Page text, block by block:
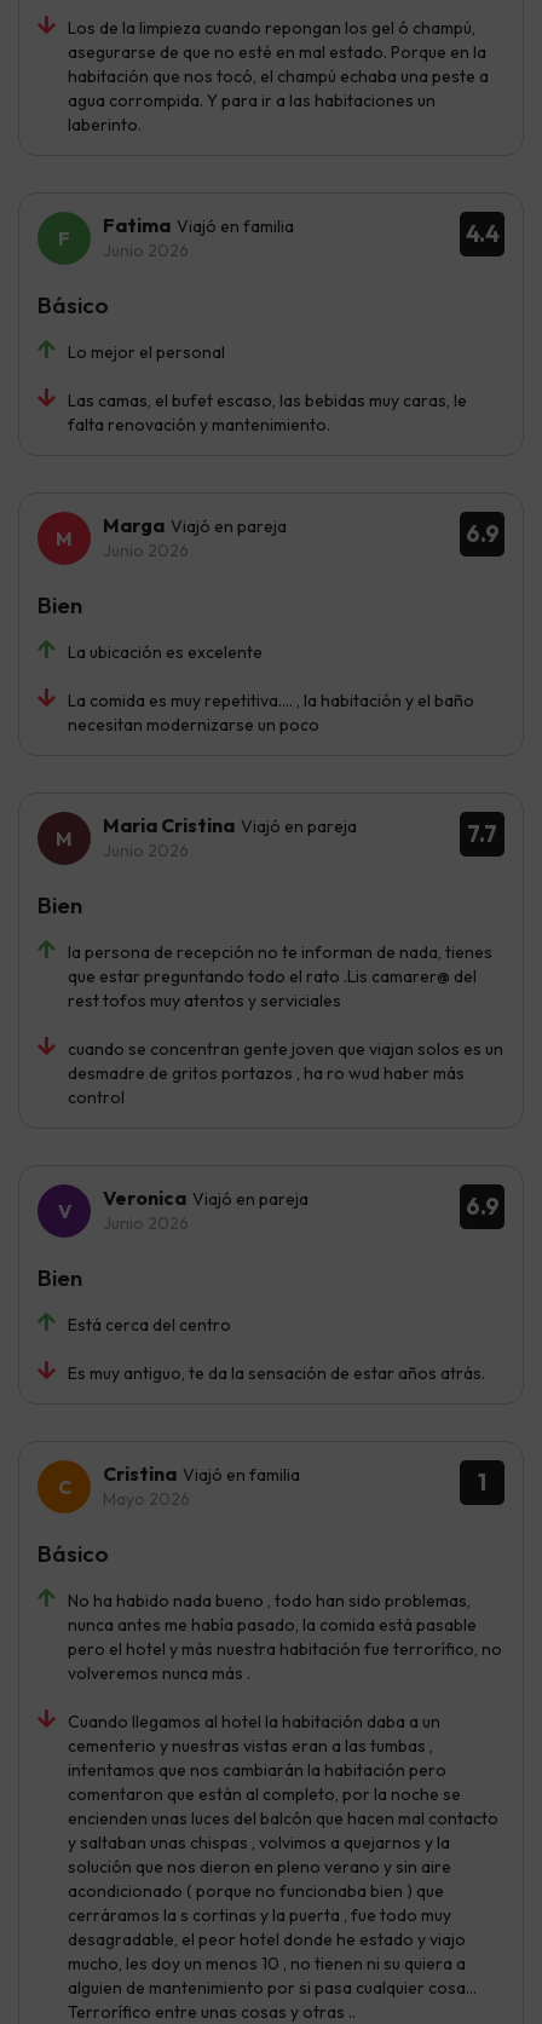
Los de la limpieza cuando repongan los gel ó champú,
asegurarse de que no esté en mal estado. Porque en la
habitación que nos tocó, el champú echaba una peste a
agua corrompida. Y para ir a las habitaciones un
laberinto.
4.4
Fatima Viajó en familia
Junio 2026
Lo mejor el personal
Las camas, el bufet escaso, las bebidas muy caras, le
falta renovación y mantenimiento.
Básico
6.9
Marga Viajó en pareja
Junio 2026
La ubicación es excelente
La comida es muy repetitiva.... , la habitación y el baño
necesitan modernizarse un poco
Bien
7.7
Maria Cristina Viajó en pareja
Junio 2026
la persona de recepción no te informan de nada, tienes
que estar preguntando todo el rato .Lis camarer@ del
rest tofos muy atentos y serviciales
cuando se concentran gente joven que viajan solos es un
desmadre de gritos portazos , ha ro wud haber más
control
Bien
6.9
Veronica Viajó en pareja
Junio 2026
Está cerca del centro
Es muy antiguo, te da la sensación de estar años atrás.
Bien
1
Cristina Viajó en familia
Mayo 2026
No ha habido nada bueno , todo han sido problemas,
nunca antes me había pasado, la comida está pasable
pero el hotel y más nuestra habitación fue terrorífico, no
volveremos nunca más .
Cuando llegamos al hotel la habitación daba a un
cementerio y nuestras vistas eran a las tumbas ,
intentamos que nos cambiarán la habitación pero
comentaron que están al completo, por la noche se
encienden unas luces del balcón que hacen mal contacto
y saltaban unas chispas , volvimos a quejarnos y la
solución que nos dieron en pleno verano y sin aire
acondicionado ( porque no funcionaba bien ) que
cerráramos la s cortinas y la puerta , fue todo muy
desagradable, el peor hotel donde he estado y viajo
mucho, les doy un menos 10 , no tienen ni su quiera a
alguien de mantenimiento por si pasa cualquier cosa...
Terrorífico entre unas cosas y otras ..
Básico